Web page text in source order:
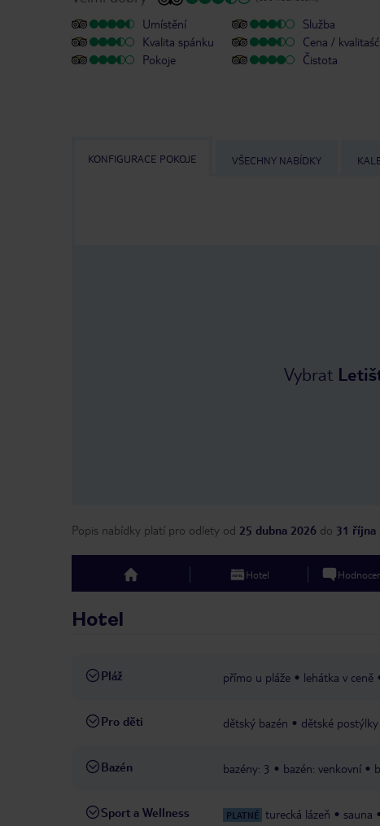
Umístění
Kvalita spánku
Pokoje
Služba
Cena / kvalitaść
Čistota
KONFIGURACE POKOJE VŠECHNY NABÍDKY
Vybrat
Popis nabídky platí pro odlety od 25 dubna 2026 do 31 října
top Hotel
Hotel
Pláž přímo u pláže lehátka v ceně
Pro děti dětský bazén dětské postýlky
Bazén bazény: 3 bazén: venkovní
Sport a Wellness PLATNÉ turecká lázeň sauna